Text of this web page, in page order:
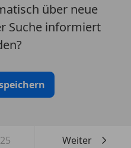
über neue
Suche informiert
25 Weiter